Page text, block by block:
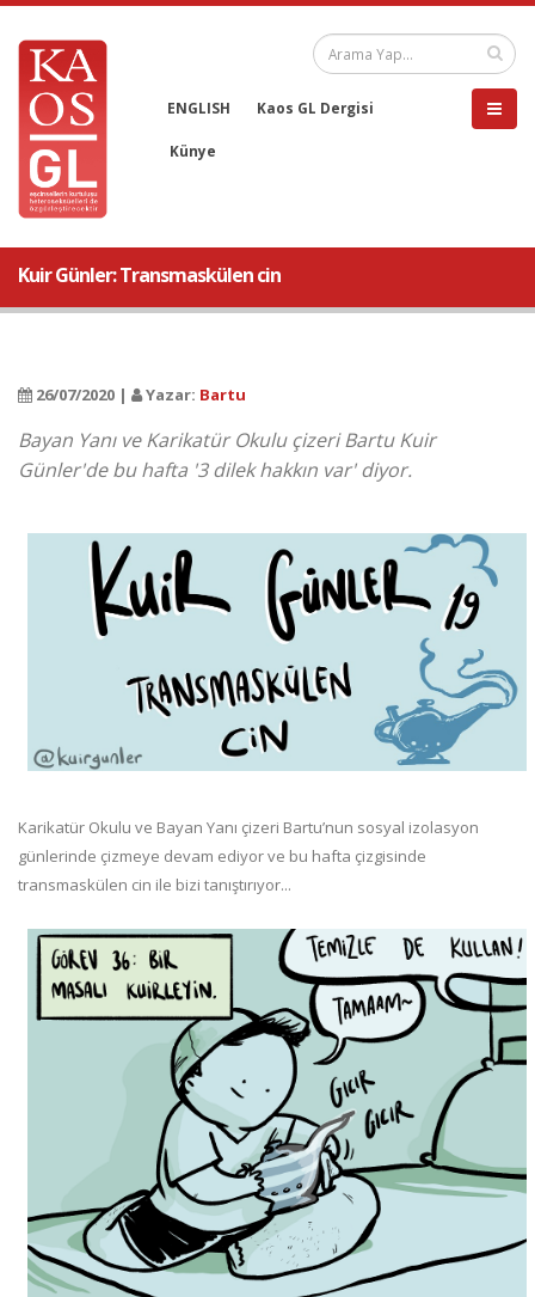
ENGLISH Kaos GL Dergisi
Künye
Kuir Günler: Transmaskülen cin
26/07/2020 | Yazar: Bartu
Bayan Yanı ve Karikatür Okulu çizeri Bartu Kuir
Günler'de bu hafta '3 dilek hakkın var' diyor.
Karikatür Okulu ve Bayan Yanı çizeri Bartu’nun sosyal izolasyon
günlerinde çizmeye devam ediyor ve bu hafta çizgisinde
transmaskülen cin ile bizi tanıştırıyor...